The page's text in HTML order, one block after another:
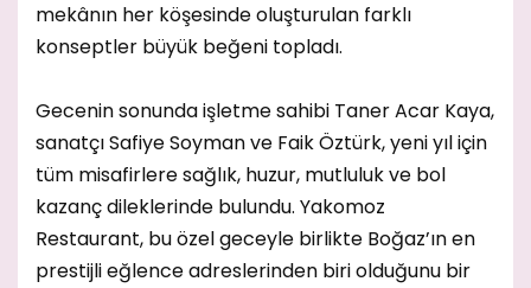
mekânın her köşesinde oluşturulan farklı
konseptler büyük beğeni topladı.
Gecenin sonunda işletme sahibi Taner Acar Kaya,
sanatçı Safiye Soyman ve Faik Öztürk, yeni yıl için
tüm misafirlere sağlık, huzur, mutluluk ve bol
kazanç dileklerinde bulundu. Yakomoz
Restaurant, bu özel geceyle birlikte Boğaz’ın en
prestijli eğlence adreslerinden biri olduğunu bir